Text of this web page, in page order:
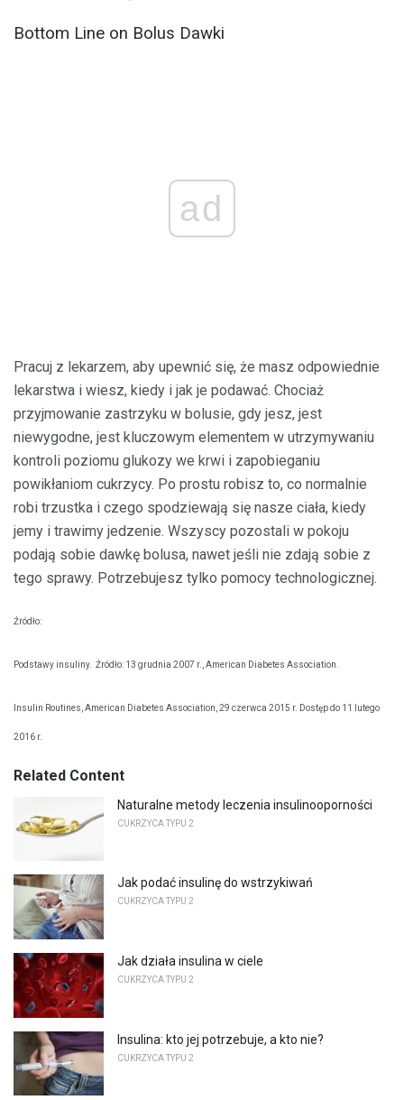
Bottom Line on Bolus Dawki
ad
Pracuj z lekarzem, aby upewnić się, że masz odpowiednie
lekarstwa i wiesz, kiedy i jak je podawać. Chociaż
przyjmowanie zastrzyku w bolusie, gdy jesz, jest
niewygodne, jest kluczowym elementem w utrzymywaniu
kontroli poziomu glukozy we krwi i zapobieganiu
powikłaniom cukrzycy. Po prostu robisz to, co normalnie
robi trzustka i czego spodziewają się nasze ciała, kiedy
jemy i trawimy jedzenie. Wszyscy pozostali w pokoju
podają sobie dawkę bolusa, nawet jeśli nie zdają sobie z
tego sprawy. Potrzebujesz tylko pomocy technologicznej.
Źródło:
Podstawy insuliny. Źródło: 13 grudnia 2007 r., American Diabetes Association.
Insulin Routines, American Diabetes Association, 29 czerwca 2015 r. Dostęp do 11 lutego
2016 r.
Related Content
Naturalne metody leczenia insulinooporności
CUKRZYCA TYPU 2
Jak podać insulinę do wstrzykiwań
CUKRZYCA TYPU 2
Jak działa insulina w ciele
CUKRZYCA TYPU 2
Insulina: kto jej potrzebuje, a kto nie?
CUKRZYCA TYPU 2